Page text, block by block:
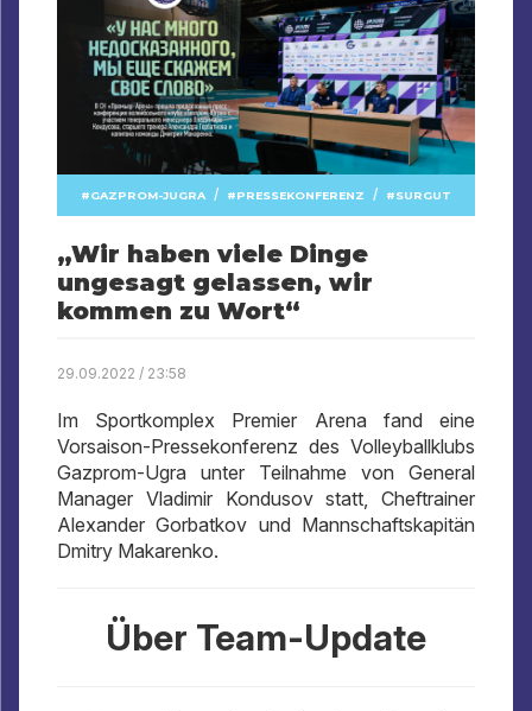
GAZPROM-JUGRA / PRESSEKONFERENZ / SURGUT
„Wir haben viele Dinge
ungesagt gelassen, wir
kommen zu Wort“
29.09.2022 / 23:58
Im Sportkomplex Premier Arena fand eine
Vorsaison-Pressekonferenz des Volleyballklubs
Gazprom-Ugra unter Teilnahme von General
Manager Vladimir Kondusov statt, Cheftrainer
Alexander Gorbatkov und Mannschaftskapitän
Dmitry Makarenko.
Über Team-Update